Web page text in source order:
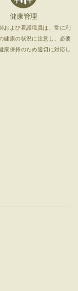
健康管理
および看護職員は、常に利
健康の状況に注意し、必要
康保持のため適切に対応し